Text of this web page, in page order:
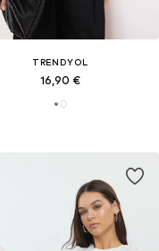
TRENDYOL
16,90 €